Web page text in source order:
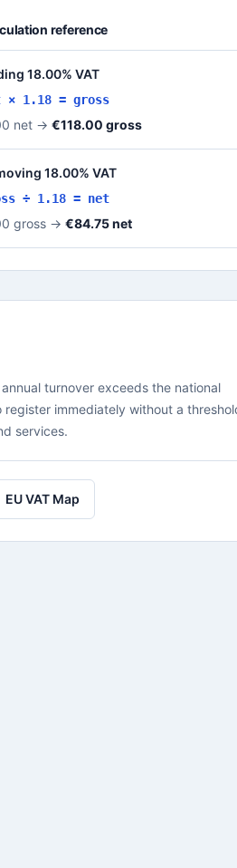
reference
18.00% VAT
× 1.18 = gross
net → €118.00 gross
18.00% VAT
÷ 1.18 = net
gross → €84.75 net
turnover exceeds the national
immediately without a
services.
EU VAT Map